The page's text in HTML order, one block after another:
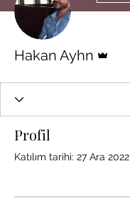
Hakan Ayhn
Profil
Katılım tarihi: 27 Ara 2022